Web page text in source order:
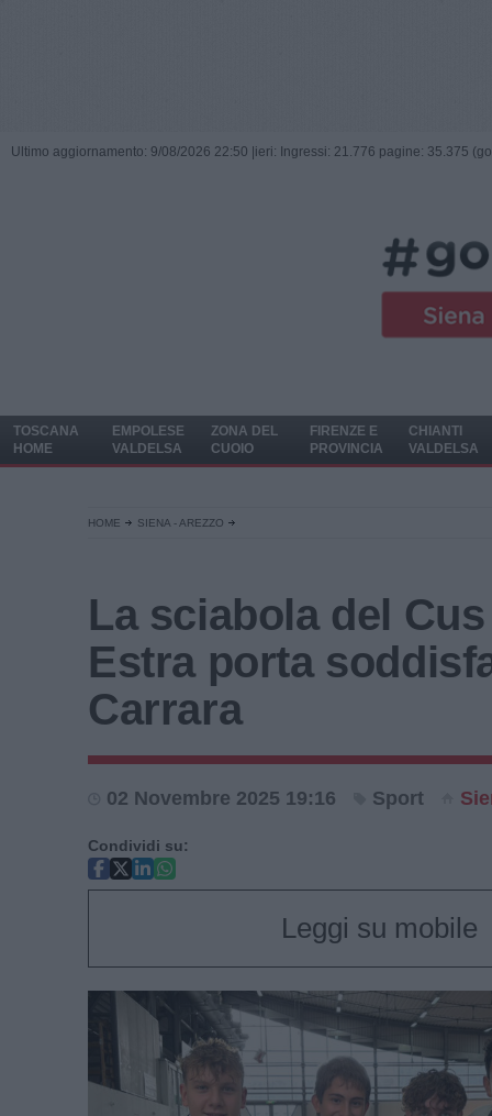
Ultimo aggiornamento: 9/08/2026 22:50 | ieri: Ingressi: 21.776 pagine: 35.375
TOSCANA
HOME
EMPOLESE
VALDELSA
ZONA DEL
CUOIO
FIRENZE E
PROVINCIA
CHIANTI
VALDELSA
HOME SIENA - AREZZO
La sciabola del
Estra porta
Carrara
02 Novembre 2025 19:16 Sport
Condividi su:
Leggi su mobile